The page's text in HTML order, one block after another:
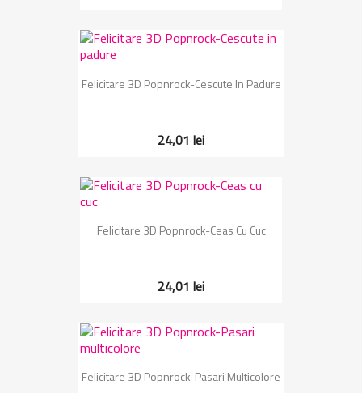
Felicitare 3D Popnrock-Cescute In Padure
24,01 lei
Felicitare 3D Popnrock-Ceas Cu Cuc
24,01 lei
Felicitare 3D Popnrock-Pasari Multicolore